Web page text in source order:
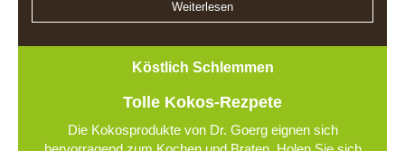
Weiterlesen
Köstlich Schlemmen
Tolle Kokos-Rezpete
Die Kokosprodukte von Dr. Goerg eignen sich